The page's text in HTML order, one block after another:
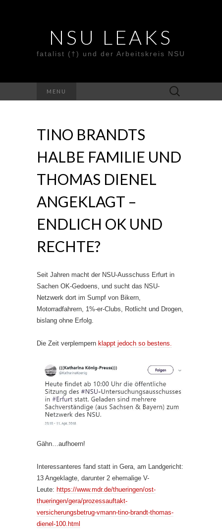
NSU LEAKS
fatalist (†) und der Arbeitskreis NSU
MENU
Suche
nach:
TINO BRANDTS
HALBE FAMILIE UND
THOMAS DIENEL
ANGEKLAGT –
ENDLICH OK UND
RECHTE?
Seit Jahren macht der NSU-Ausschuss Erfurt in
Sachen OK-Gedoens, und sucht das NSU-
Netzwerk dort im Sumpf von Bikern,
Motorradfahrern, 1%-er-Clubs, Rotlicht und Drogen,
bislang ohne Erfolg.
Die Zeit verplempern klappt jedoch so bestens.
Gähn…aufhoern!
Interessanteres fand statt in Gera, am Landgericht:
13 Angeklagte, darunter 2 ehemalige V-
Leute: https://www.mdr.de/thueringen/ost-
thueringen/gera/prozessauftakt-
versicherungsbetrug-vmann-tino-brandt-thomas-
dienel-100.html